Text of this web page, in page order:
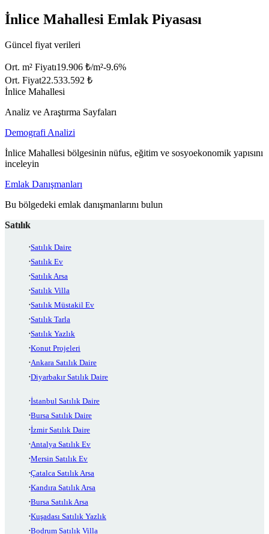
İnlice Mahallesi Emlak Piyasası
Güncel fiyat verileri
Ort. m² Fiyatı19.906 ₺/m²-9.6%
Ort. Fiyat22.533.592 ₺
İnlice Mahallesi
Analiz ve Araştırma Sayfaları
Demografi Analizi
İnlice Mahallesi bölgesinin nüfus, eğitim ve sosyoekonomik yapısını
inceleyin
Emlak Danışmanları
Bu bölgedeki emlak danışmanlarını bulun
Satılık
Satılık Daire
Satılık Ev
Satılık Arsa
Satılık Villa
Satılık Müstakil Ev
Satılık Tarla
Satılık Yazlık
Konut Projeleri
Ankara Satılık Daire
Diyarbakır Satılık Daire
İstanbul Satılık Daire
Bursa Satılık Daire
İzmir Satılık Daire
Antalya Satılık Ev
Mersin Satılık Ev
Çatalca Satılık Arsa
Kandıra Satılık Arsa
Bursa Satılık Arsa
Kuşadası Satılık Yazlık
Bodrum Satılık Villa